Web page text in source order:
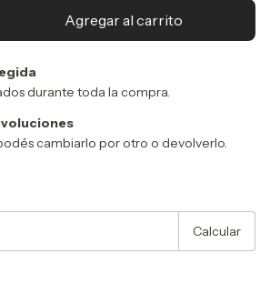
durante toda la compra.
cambiarlo por otro o devolverlo.
Calcular